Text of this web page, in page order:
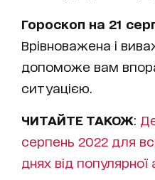
Гороскоп на 21
Врівноважена і
допоможе вам
ситуацією.
ЧИТАЙТЕ ТАКОЖ:
серпень 2022 для
днях від популярної